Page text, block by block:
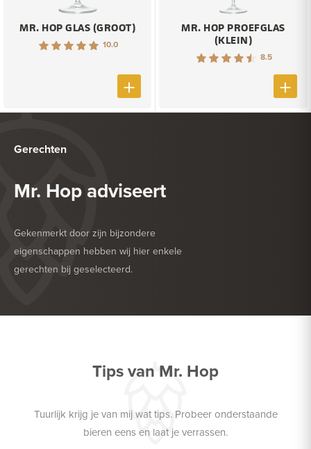
MR. HOP GLAS (GROOT)
10.0
MR. HOP PROEFGLAS
(KLEIN)
8.5
Gerechten
Mr. Hop adviseert
Gekenmerkt door zijn bijzondere
eigenschappen hebben wij hier enkele
gerechten bij geselecteerd.
HEERLIJK BIJ
Tips van Mr. Hop
Tuurlijk krijg je van mij wat tips. Probeer onderstaande
bieren eens en laat je verrassen.